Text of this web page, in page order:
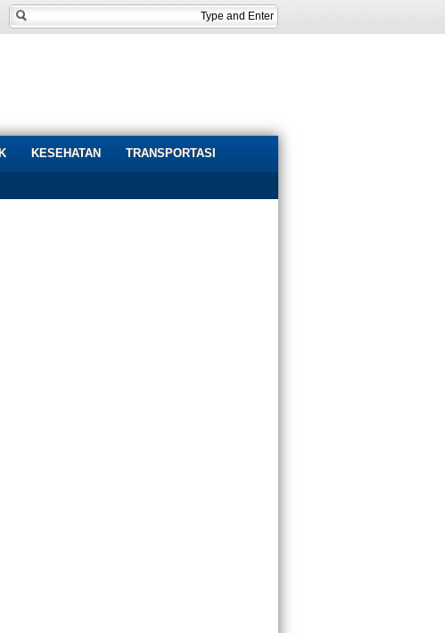
KESEHATAN TRANSPORTASI